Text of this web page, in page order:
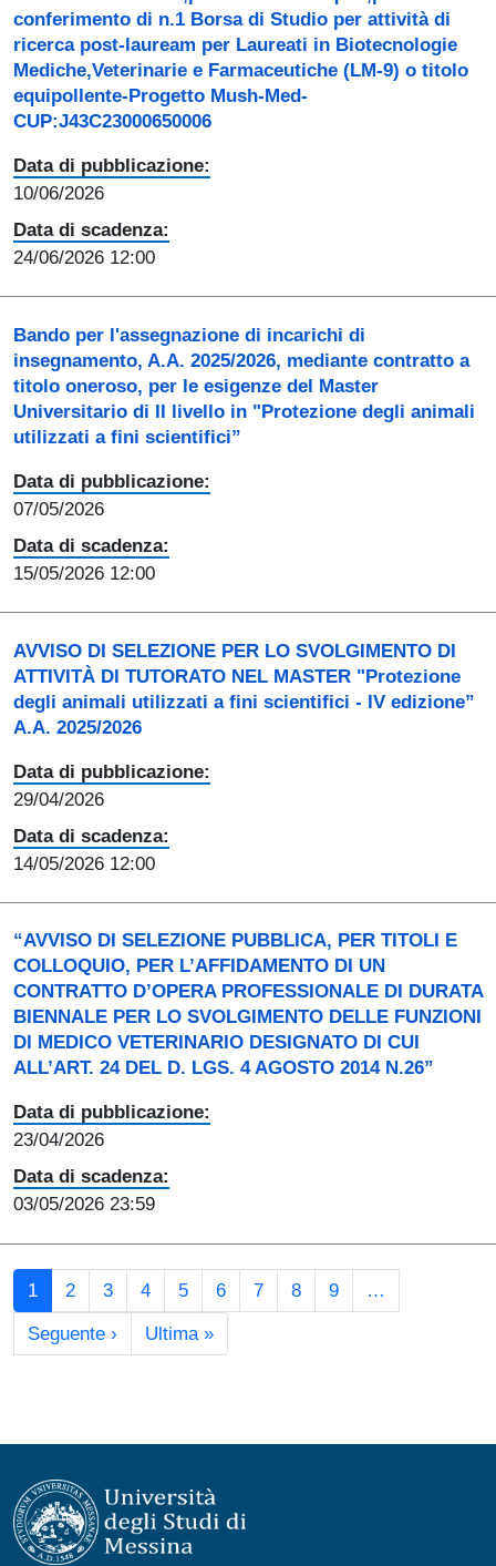
conferimento di n.1 Borsa di Studio per attività di
ricerca post-lauream per Laureati in Biotecnologie
Mediche,Veterinarie e Farmaceutiche (LM-9) o titolo
equipollente-Progetto Mush-Med-
CUP:J43C23000650006
Data di pubblicazione:
10/06/2026
Data di scadenza:
24/06/2026 12:00
Bando per l'assegnazione di incarichi di
insegnamento, A.A. 2025/2026, mediante contratto a
titolo oneroso, per le esigenze del Master
Universitario di II livello in "Protezione degli animali
utilizzati a fini scientifici”
Data di pubblicazione:
07/05/2026
Data di scadenza:
15/05/2026 12:00
AVVISO DI SELEZIONE PER LO SVOLGIMENTO DI
ATTIVITÀ DI TUTORATO NEL MASTER "Protezione
degli animali utilizzati a fini scientifici - IV edizione”
A.A. 2025/2026
Data di pubblicazione:
29/04/2026
Data di scadenza:
14/05/2026 12:00
“AVVISO DI SELEZIONE PUBBLICA, PER TITOLI E
COLLOQUIO, PER L’AFFIDAMENTO DI UN
CONTRATTO D’OPERA PROFESSIONALE DI DURATA
BIENNALE PER LO SVOLGIMENTO DELLE FUNZIONI
DI MEDICO VETERINARIO DESIGNATO DI CUI
ALL’ART. 24 DEL D. LGS. 4 AGOSTO 2014 N.26”
Data di pubblicazione:
23/04/2026
Data di scadenza:
03/05/2026 23:59
Paginazione
1 2 3 4 5 6 7 8 9
…
Seguente › Pagina successiva
Ultima »Ultima pagina